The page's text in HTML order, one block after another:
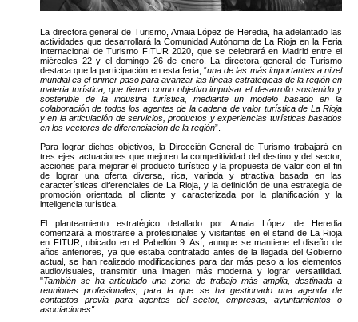
La directora general de Turismo, Amaia López de Heredia, ha adelantado las
actividades que desarrollará la Comunidad Autónoma de La Rioja en la Feria
Internacional de Turismo FITUR 2020, que se celebrará en Madrid entre el
miércoles 22 y el domingo 26 de enero. La directora general de Turismo
destaca que la participación en esta feria, “una de las más importantes a nivel
mundial es el primer paso para avanzar las líneas estratégicas de la región en
materia turística, que tienen como objetivo impulsar el desarrollo sostenido y
sostenible de la industria turística, mediante un modelo basado en la
colaboración de todos los agentes de la cadena de valor turística de La Rioja
y en la articulación de servicios, productos y experiencias turísticas basados
en los vectores de diferenciación de la región”.
Para lograr dichos objetivos, la Dirección General de Turismo trabajará en
tres ejes: actuaciones que mejoren la competitividad del destino y del sector,
acciones para mejorar el producto turístico y la propuesta de valor con el fin
de lograr una oferta diversa, rica, variada y atractiva basada en las
características diferenciales de La Rioja, y la definición de una estrategia de
promoción orientada al cliente y caracterizada por la planificación y la
inteligencia turística.
El planteamiento estratégico detallado por Amaia López de Heredia
comenzará a mostrarse a profesionales y visitantes en el stand de La Rioja
en FITUR, ubicado en el Pabellón 9. Así, aunque se mantiene el diseño de
años anteriores, ya que estaba contratado antes de la llegada del Gobierno
actual, se han realizado modificaciones para dar más peso a los elementos
audiovisuales, transmitir una imagen más moderna y lograr versatilidad.
"También se ha articulado una zona de trabajo más amplia, destinada a
reuniones profesionales, para la que se ha gestionado una agenda de
contactos previa para agentes del sector, empresas, ayuntamientos o
asociaciones".